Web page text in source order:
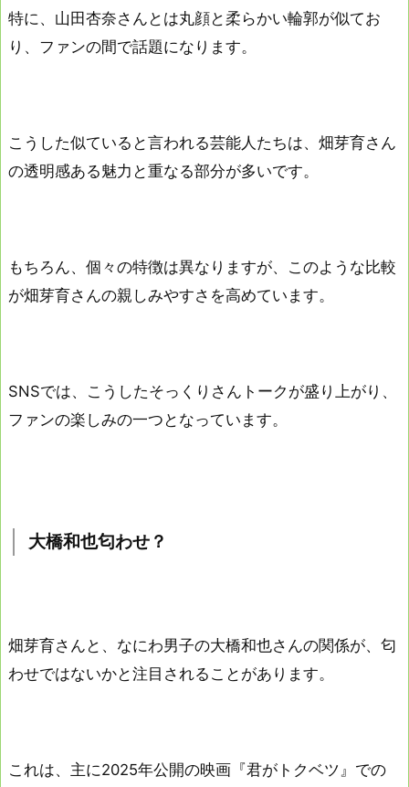
特に、山田杏奈さんとは丸顔と柔らかい輪郭が似てお
り、ファンの間で話題になります。
こうした似ていると言われる芸能人たちは、畑芽育さん
の透明感ある魅力と重なる部分が多いです。
もちろん、個々の特徴は異なりますが、このような比較
が畑芽育さんの親しみやすさを高めています。
SNSでは、こうしたそっくりさんトークが盛り上がり、
ファンの楽しみの一つとなっています。
大橋和也匂わせ？
畑芽育さんと、なにわ男子の大橋和也さんの関係が、匂
わせではないかと注目されることがあります。
これは、主に2025年公開の映画『君がトクベツ』での